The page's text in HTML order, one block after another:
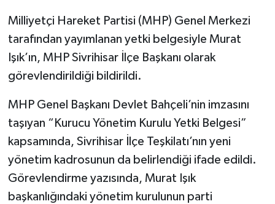
Milliyetçi Hareket Partisi (MHP) Genel Merkezi
tarafından yayımlanan yetki belgesiyle Murat
Işık’ın, MHP Sivrihisar İlçe Başkanı olarak
görevlendirildiği bildirildi.
MHP Genel Başkanı Devlet Bahçeli’nin imzasını
taşıyan “Kurucu Yönetim Kurulu Yetki Belgesi”
kapsamında, Sivrihisar İlçe Teşkilatı’nın yeni
yönetim kadrosunun da belirlendiği ifade edildi.
Görevlendirme yazısında, Murat Işık
başkanlığındaki yönetim kurulunun parti